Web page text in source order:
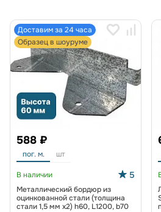
Доставим за 24 часа
Образец в шоуруме
588 ₽
пог. м. шт
В наличии 5
Металлический бордюр из
оцинкованной стали (толщина
стали 1,5 мм x2) h60, L1200, b70